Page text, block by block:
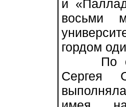
и
восьми
гордом
По
Сергея